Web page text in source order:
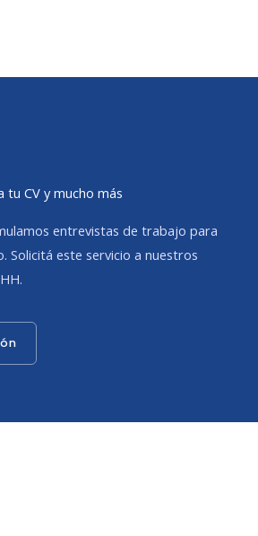
tu CV y mucho más
entrevistas de trabajo para
Solicitá este servicio a nuestros